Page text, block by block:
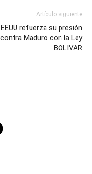
Artículo siguiente
EEUU refuerza su presión
contra Maduro con la Ley
BOLIVAR